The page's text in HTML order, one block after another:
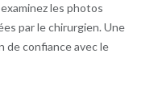
les photos
par le chirurgien. Une
de confiance avec le